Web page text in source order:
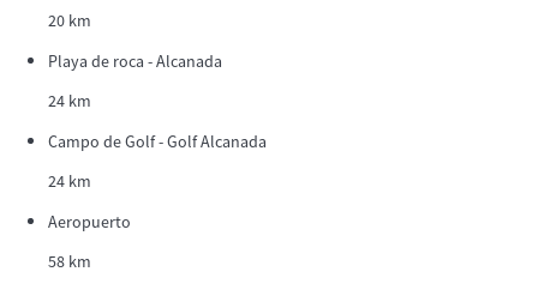
20 km
Playa de roca - Alcanada
24 km
Campo de Golf - Golf Alcanada
24 km
Aeropuerto
58 km